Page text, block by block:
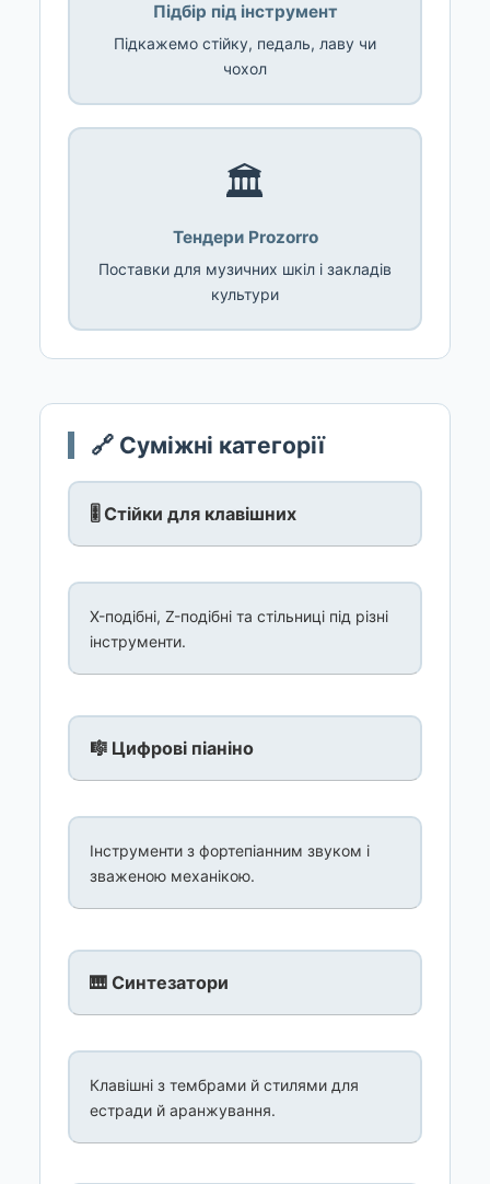
Підбір під інструмент
Підкажемо стійку, педаль, лаву чи
чохол
🏛️
Тендери Prozorro
Поставки для музичних шкіл і закладів
культури
🔗 Суміжні категорії
🎚️ Стійки для клавішних
X-подібні, Z-подібні та стільниці під різні
інструменти.
🎼 Цифрові піаніно
Інструменти з фортепіанним звуком і
зваженою механікою.
🎹 Синтезатори
Клавішні з тембрами й стилями для
естради й аранжування.